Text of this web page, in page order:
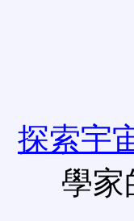
探索宇
學家